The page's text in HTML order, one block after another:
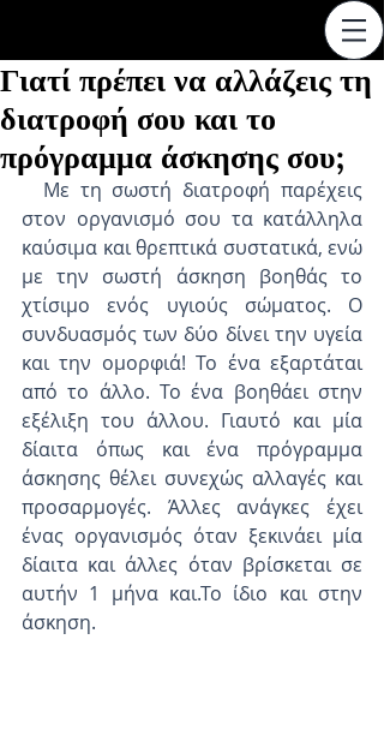
Γιατί πρέπει να αλλάζεις τη
διατροφή σου και το
πρόγραμμα άσκησης σου;
στον οργανισμό σου τα κατάλληλα
καύσιμα και θρεπτικά συστατικά, ενώ
με την σωστή άσκηση βοηθάς το
χτίσιμο ενός υγιούς σώματος. Ο
συνδυασμός των δύο δίνει την υγεία
και την ομορφιά! Το ένα εξαρτάται
από το άλλο. Το ένα βοηθάει στην
εξέλιξη του άλλου. Γιαυτό και μία
δίαιτα όπως και ένα πρόγραμμα
άσκησης θέλει συνεχώς αλλαγές και
προσαρμογές. Άλλες ανάγκες έχει
ένας οργανισμός όταν ξεκινάει μία
δίαιτα και άλλες όταν βρίσκεται σε
αυτήν 1 μήνα και.Το ίδιο και στην
άσκηση.